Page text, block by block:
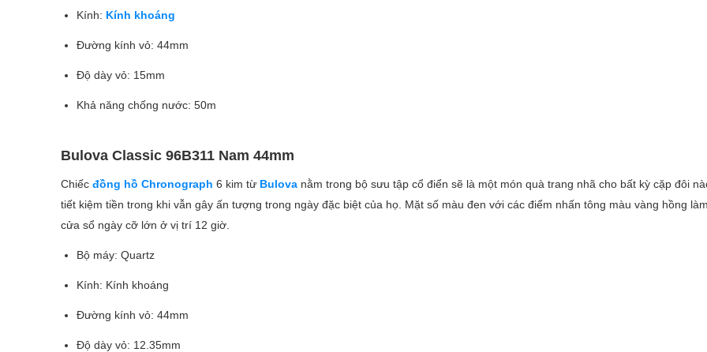
Kính: Kính khoáng
Đường kính vỏ: 44mm
Độ dày vỏ: 15mm
Khả năng chống nước: 50m
Bulova Classic 96B311 Nam 44mm
Chiếc đồng hồ Chronograph 6 kim từ Bulova nằm trong bộ sưu tập cổ điển sẽ là một món quà trang nhã cho bất kỳ cặp đôi
tiết kiệm tiền trong khi vẫn gây ấn tượng trong ngày đặc biệt của họ. Mặt số màu đen với các điểm nhấn tông màu vàng hồng
cửa sổ ngày cỡ lớn ở vị trí 12 giờ.
Bộ máy: Quartz
Kính: Kính khoáng
Đường kính vỏ: 44mm
Độ dày vỏ: 12.35mm